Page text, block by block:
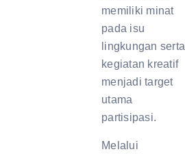
memiliki minat
pada isu
lingkungan serta
kegiatan kreatif
menjadi target
utama
partisipasi.
Melalui